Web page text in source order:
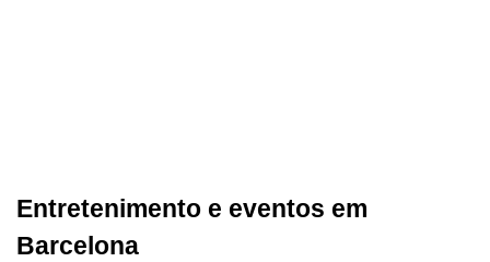
Entretenimento e eventos em
Barcelona